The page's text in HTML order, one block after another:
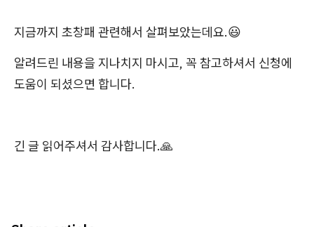
지금까지 초창패 관련해서 살펴보았는데요.😃
알려드린 내용을 지나치지 마시고, 꼭 참고하셔서 신청에
도움이 되셨으면 합니다.
긴 글 읽어주셔서 감사합니다.🙏